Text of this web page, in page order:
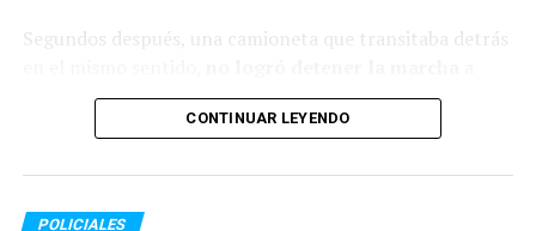
Cinco detenidos por el golpe comando en la verdulería
Golpe comando a una verdulería: le robaron $5.000.000
Segundos después, una camioneta que transitaba detrás
tiempo y embistió con fuerza a la parte posterior del
automóvil. En la misma maniobra, un tercer vehículo
último no presentaron lesiones de gravedad.
CONTINUAR LEYENDO
POLICIALES